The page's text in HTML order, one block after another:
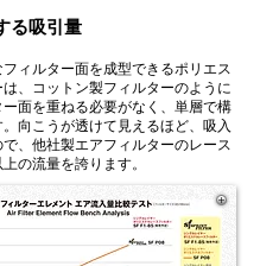
る吸引量
ィルター面を成型できるポリエス
、コットン製フィルターのように
面を重ねる必要がなく、単層で構
向こうが透けて見えるほど、吸入
、他社製エアフィルターのレース
の流量を誇ります。